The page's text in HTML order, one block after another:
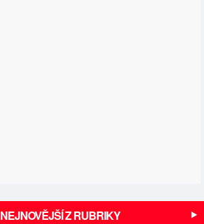
NEJNOVĚJŠÍ Z RUBRIKY